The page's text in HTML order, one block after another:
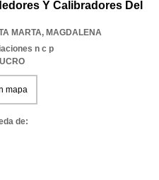
Y Calibradores Del
MARTA, MAGDALENA
n c p
mapa
de: